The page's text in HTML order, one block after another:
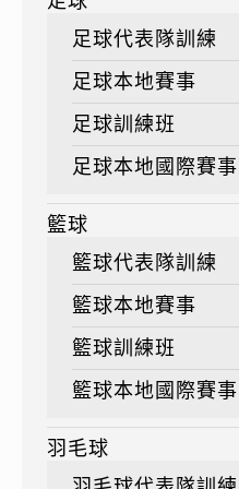
足球代表隊訓練
足球本地賽事
足球訓練班
足球本地國際賽事
籃球
籃球代表隊訓練
籃球本地賽事
籃球訓練班
籃球本地國際賽事
羽毛球